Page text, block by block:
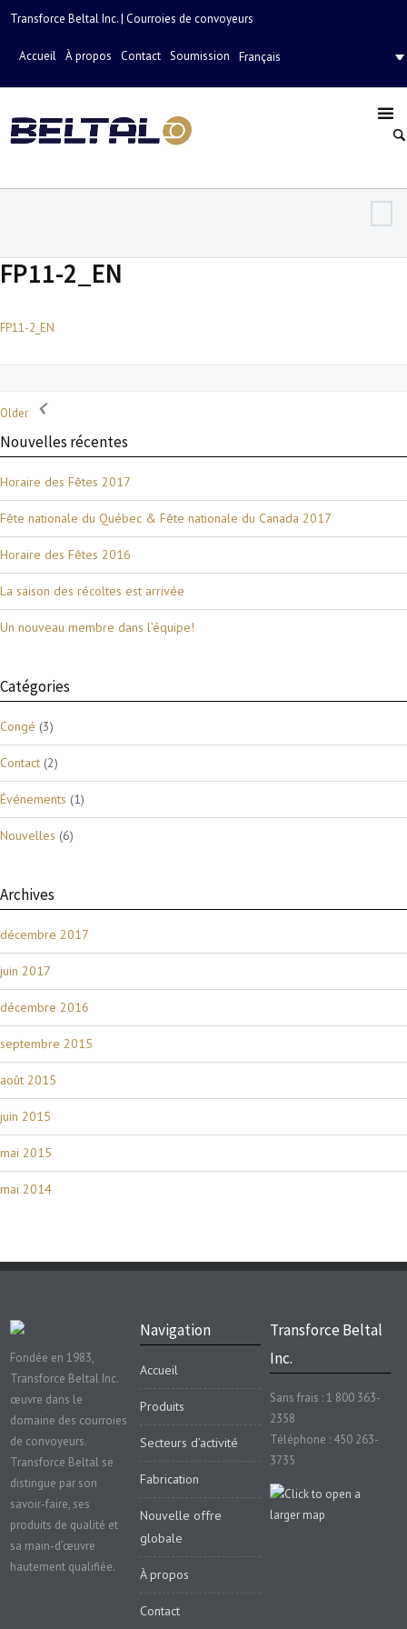
Transforce Beltal Inc. | Courroies de convoyeurs
Accueil À propos Contact Soumission Français
FP11-2_EN
FP11-2_EN
Older
Nouvelles récentes
Horaire des Fêtes 2017
Fête nationale du Québec & Fête nationale du Canada 2017
Horaire des Fêtes 2016
La saison des récoltes est arrivée
Un nouveau membre dans l’équipe!
Catégories
Congé (3)
Contact (2)
Événements (1)
Nouvelles (6)
Archives
décembre 2017
juin 2017
décembre 2016
septembre 2015
août 2015
juin 2015
mai 2015
mai 2014
Fondée en 1983,
Transforce Beltal Inc.
œuvre dans le
domaine des courroies
de convoyeurs.
Transforce Beltal se
distingue par son
savoir-faire, ses
produits de qualité et
sa main-d’œuvre
hautement qualifiée.
Navigation
Accueil
Produits
Secteurs d’activité
Fabrication
Nouvelle offre
globale
À propos
Contact
Transforce Beltal
Inc.
Sans frais : 1 800 363-
2358
Téléphone : 450 263-
3735